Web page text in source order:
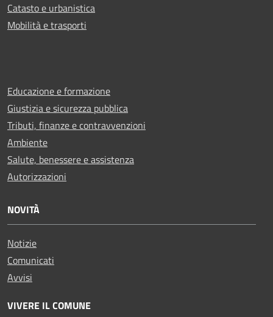
Catasto e urbanistica
Mobilità e trasporti
Educazione e formazione
Giustizia e sicurezza pubblica
Tributi, finanze e contravvenzioni
Ambiente
Salute, benessere e assistenza
Autorizzazioni
NOVITÀ
Notizie
Comunicati
Avvisi
VIVERE IL COMUNE